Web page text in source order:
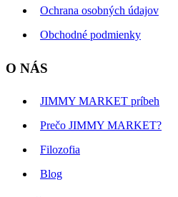
Ochrana osobných údajov
Obchodné podmienky
O NÁS
JIMMY MARKET príbeh
Prečo JIMMY MARKET?
Filozofia
Blog